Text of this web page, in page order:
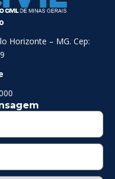
Horizonte – MG. Cep: